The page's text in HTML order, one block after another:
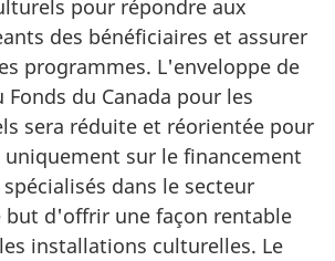
pour répondre aux
des bénéficiaires et assurer
programmes. L'enveloppe de
du Canada pour les
sera réduite et réorientée pour
sur le financement
dans le secteur
but d'offrir une façon rentable
installations culturelles. Le